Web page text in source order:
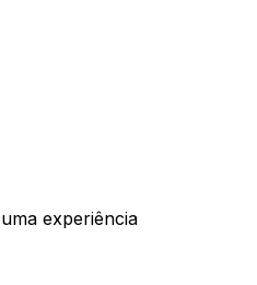
uma experiência